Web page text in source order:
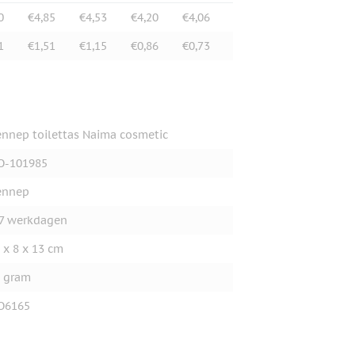
€4,85 €4,53 €4,20
€4,06
€1,51 €1,15 €0,86 €0,73
toilettas Naima cosmetic
101985
werkdagen
x 8 x 13 cm
gram